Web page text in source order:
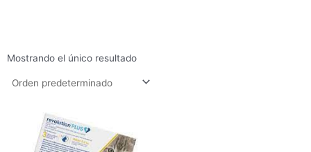
Mostrando el único resultado
precios:
desde